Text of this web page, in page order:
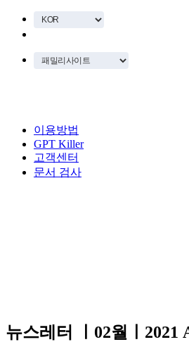
이용방법
GPT Killer
고객센터
문서 검사
뉴스레터 ㅣ02월ㅣ